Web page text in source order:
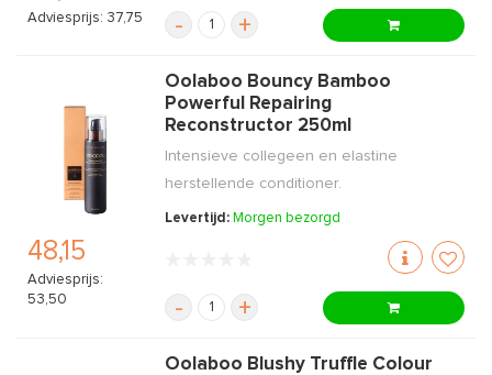
Adviesprijs: 37,75 - +
48,15
Adviesprijs:
53,50
Oolaboo Bouncy Bamboo
Powerful Repairing
Reconstructor 250ml
Intensieve collegeen en elastine
herstellende conditioner.
Levertijd: Morgen bezorgd
- +
Oolaboo Blushy Truffle Colour